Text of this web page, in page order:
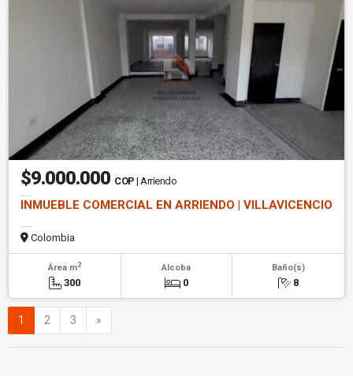
$9.000.000 COP | Arriendo
INMUEBLE COMERCIAL EN ARRIENDO | VILLAVICENCIO
Colombia
Área m2
300
Alcoba
0
Baño(s)
8
1 2 3 »